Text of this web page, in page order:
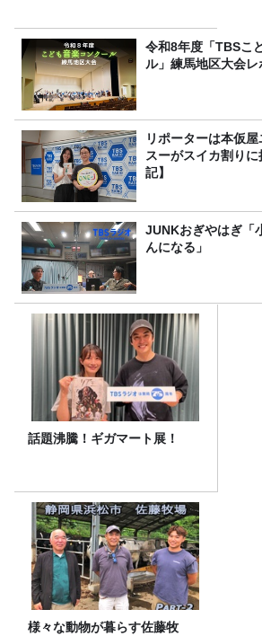
令和8年度「TBSこ
ル」練馬地区大会レ
リポーターは本仮
スーがスイカ割り
記】
JUNKおぎやはぎ「
んになる」
話題沸騰！ギガマート展！
様々な動物が暮らす佐藤牧